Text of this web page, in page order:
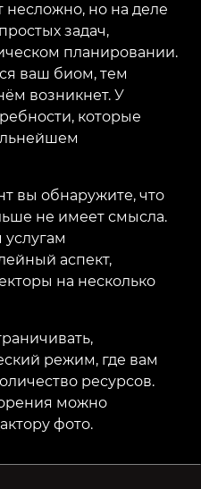
несложно, но на деле
задач,
планировании.
ваш биом, тем
возникнет. У
которые
вы обнаружите, что
не имеет смысла.
аспект,
на несколько
режим, где вам
ресурсов.
можно
фото.